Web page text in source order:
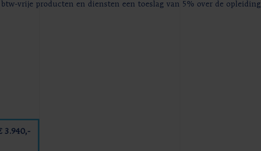
vrije producten en diensten een toeslag van 5% over de
3.940,-